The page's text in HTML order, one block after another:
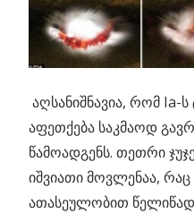
აღსანიშნავია, რომ Ia-ს
აფეთქება საკმაოდ
წამოადგენს. თეთრი
იშვიათი მოვლენაა,
ათასეულობით